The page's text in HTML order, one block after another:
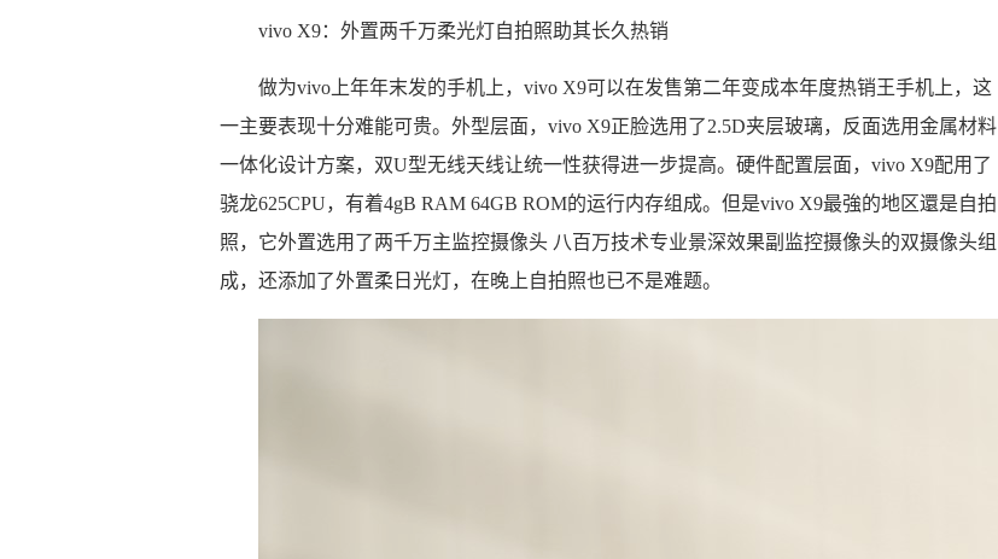
vivo X9：外置两千万柔光灯自拍照助其长久热销
做为vivo上年年末发的手机上，vivo X9可以在发售第二年变成本年度热销王手机上，这
一主要表现十分难能可贵。外型层面，vivo X9正脸选用了2.5D夹层玻璃，反面选用金属材料
一体化设计方案，双U型无线天线让统一性获得进一步提高。硬件配置层面，vivo X9配用了
骁龙625CPU，有着4gB RAM 64GB ROM的运行内存组成。但是vivo X9最強的地区還是自拍
照，它外置选用了两千万主监控摄像头 八百万技术专业景深效果副监控摄像头的双摄像头组
成，还添加了外置柔日光灯，在晚上自拍照也已不是难题。